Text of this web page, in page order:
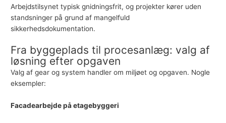
Arbejdstilsynet typisk gnidningsfrit, og projekter kører uden
standsninger på grund af mangelfuld
sikkerhedsdokumentation.
Fra byggeplads til procesanlæg: valg af
løsning efter opgaven
Valg af gear og system handler om miljøet og opgaven. Nogle
eksempler:
Facadearbejde på etagebyggeri